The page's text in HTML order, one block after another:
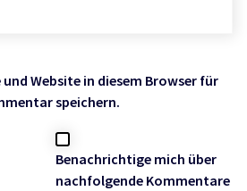
und Website in diesem Browser für
speichern.
Benachrichtige mich über
nachfolgende Kommentare